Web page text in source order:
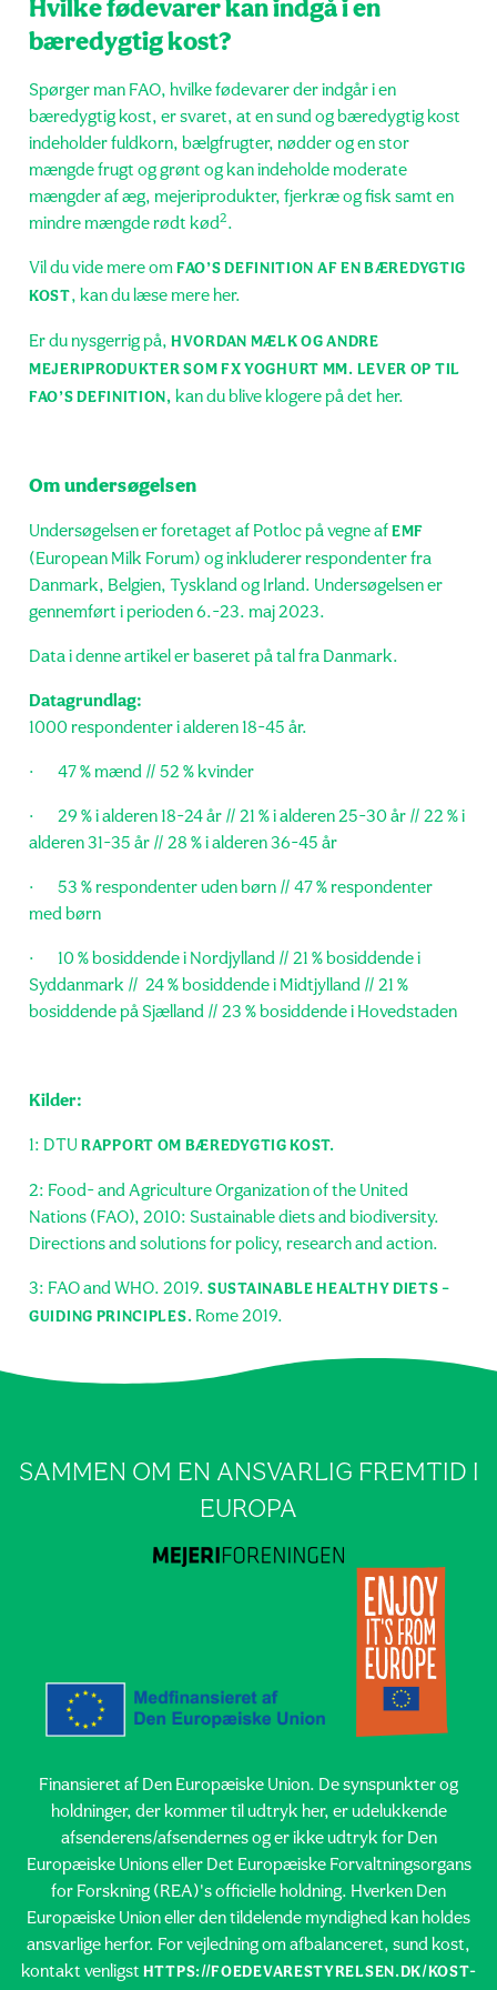
Hvilke fødevarer kan indgå i en
bæredygtig kost?
Spørger man FAO, hvilke fødevarer der indgår i en
bæredygtig kost, er svaret, at en sund og bæredygtig kost
indeholder fuldkorn, bælgfrugter, nødder og en stor
mængde frugt og grønt og kan indeholde moderate
mængder af æg, mejeriprodukter, fjerkræ og fisk samt en
mindre mængde rødt kød2.
Vil du vide mere om FAO’S DEFINITION AF EN BÆREDYGTIG
KOST, kan du læse mere her.
Er du nysgerrig på, HVORDAN MÆLK OG ANDRE
MEJERIPRODUKTER SOM FX YOGHURT MM. LEVER OP TIL
FAO’S DEFINITION, kan du blive klogere på det her.
Om undersøgelsen
Undersøgelsen er foretaget af Potloc på vegne af EMF
(European Milk Forum) og inkluderer respondenter fra
Danmark, Belgien, Tyskland og Irland. Undersøgelsen er
gennemført i perioden 6.-23. maj 2023.
Data i denne artikel er baseret på tal fra Danmark.
Datagrundlag:
1000 respondenter i alderen 18-45 år.
· 47 % mænd // 52 % kvinder
· 29 % i alderen 18-24 år // 21 % i alderen 25-30 år // 22 % i
alderen 31-35 år // 28 % i alderen 36-45 år
· 53 % respondenter uden børn // 47 % respondenter
med børn
· 10 % bosiddende i Nordjylland // 21 % bosiddende i
Syddanmark // 24 % bosiddende i Midtjylland // 21 %
bosiddende på Sjælland // 23 % bosiddende i Hovedstaden
Kilder:
1: DTU RAPPORT OM BÆREDYGTIG KOST.
2: Food- and Agriculture Organization of the United
Nations (FAO), 2010: Sustainable diets and biodiversity.
Directions and solutions for policy, research and action.
3: FAO and WHO. 2019. SUSTAINABLE HEALTHY DIETS –
GUIDING PRINCIPLES. Rome 2019.
SAMMEN OM EN ANSVARLIG FREMTID I
EUROPA
Finansieret af Den Europæiske Union. De synspunkter og
holdninger, der kommer til udtryk her, er udelukkende
afsenderens/afsendernes og er ikke udtryk for Den
Europæiske Unions eller Det Europæiske Forvaltningsorgans
for Forskning (REA)'s officielle holdning. Hverken Den
Europæiske Union eller den tildelende myndighed kan holdes
ansvarlige herfor. For vejledning om afbalanceret, sund kost,
kontakt venligst HTTPS://FOEDEVARESTYRELSEN.DK/KOST-